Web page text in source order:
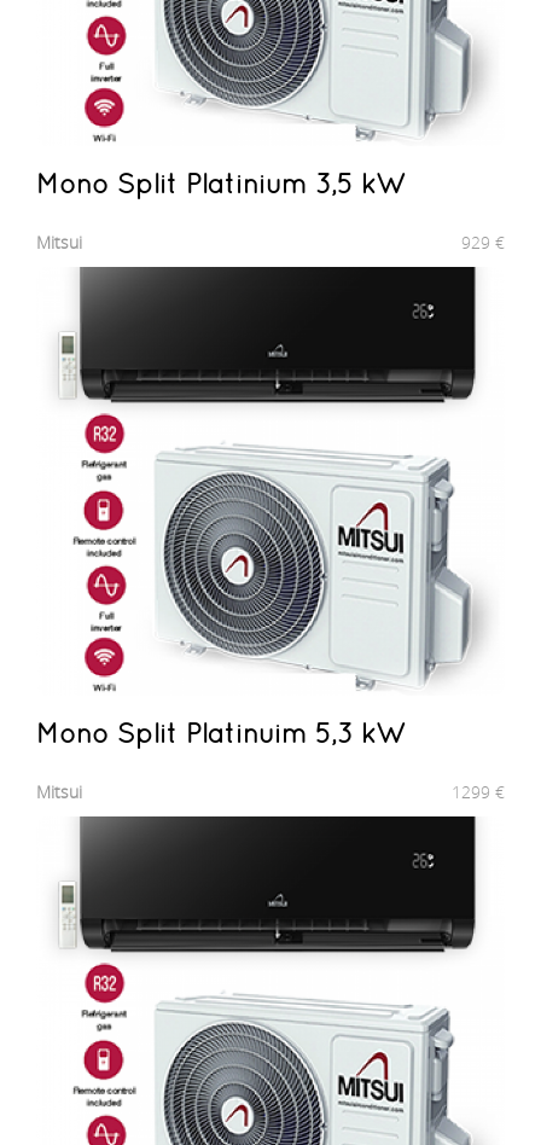
Mono Split Platinium 3,5 kW
Mitsui 929 €
Mono Split Platinuim 5,3 kW
Mitsui 1299 €